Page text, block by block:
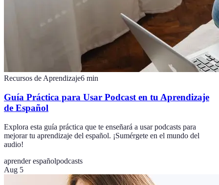
Recursos de Aprendizaje6 min
Guía Práctica para Usar Podcast en tu Aprendizaje
de Español
Explora esta guía práctica que te enseñará a usar podcasts para
mejorar tu aprendizaje del español. ¡Sumérgete en el mundo del
audio!
aprender españolpodcasts
Aug 5